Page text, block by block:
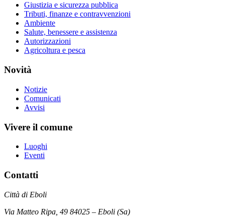
Giustizia e sicurezza pubblica
Tributi, finanze e contravvenzioni
Ambiente
Salute, benessere e assistenza
Autorizzazioni
Agricoltura e pesca
Novità
Notizie
Comunicati
Avvisi
Vivere il comune
Luoghi
Eventi
Contatti
Città di Eboli
Via Matteo Ripa, 49 84025 – Eboli (Sa)